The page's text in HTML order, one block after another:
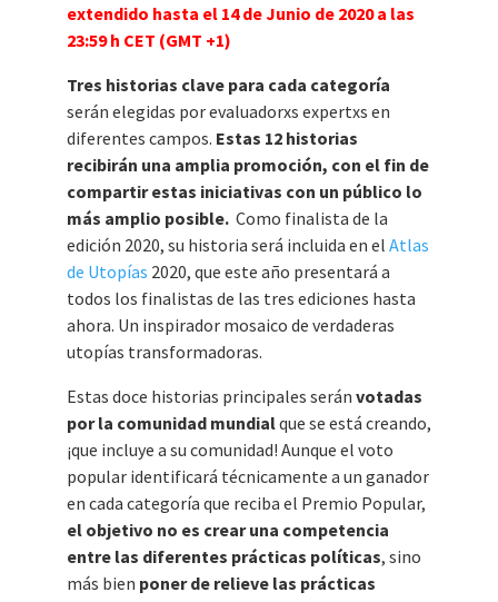
extendido hasta el 14 de Junio de 2020 a las
23:59 h CET (GMT +1)
Tres historias clave para cada categoría
serán elegidas por evaluadorxs expertxs en
diferentes campos. Estas 12 historias
recibirán una amplia promoción, con el fin de
compartir estas iniciativas con un público lo
más amplio posible.Como finalista de la
edición 2020, su historia será incluida en el Atlas
de Utopías 2020, que este año presentará a
todos los finalistas de las tres ediciones hasta
ahora. Un inspirador mosaico de verdaderas
utopías transformadoras.
Estas doce historias principales serán votadas
por la comunidad mundialque se está creando,
¡que incluye a su comunidad! Aunque el voto
popular identificará técnicamente a un ganador
en cada categoría que reciba el Premio Popular,
el objetivo no es crear una competencia
entre las diferentes prácticas políticas, sino
más bien poner de relieve las prácticas